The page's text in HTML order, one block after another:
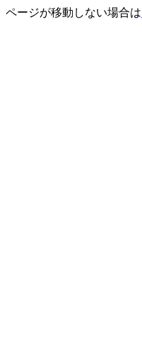
ページが移動しない場合は